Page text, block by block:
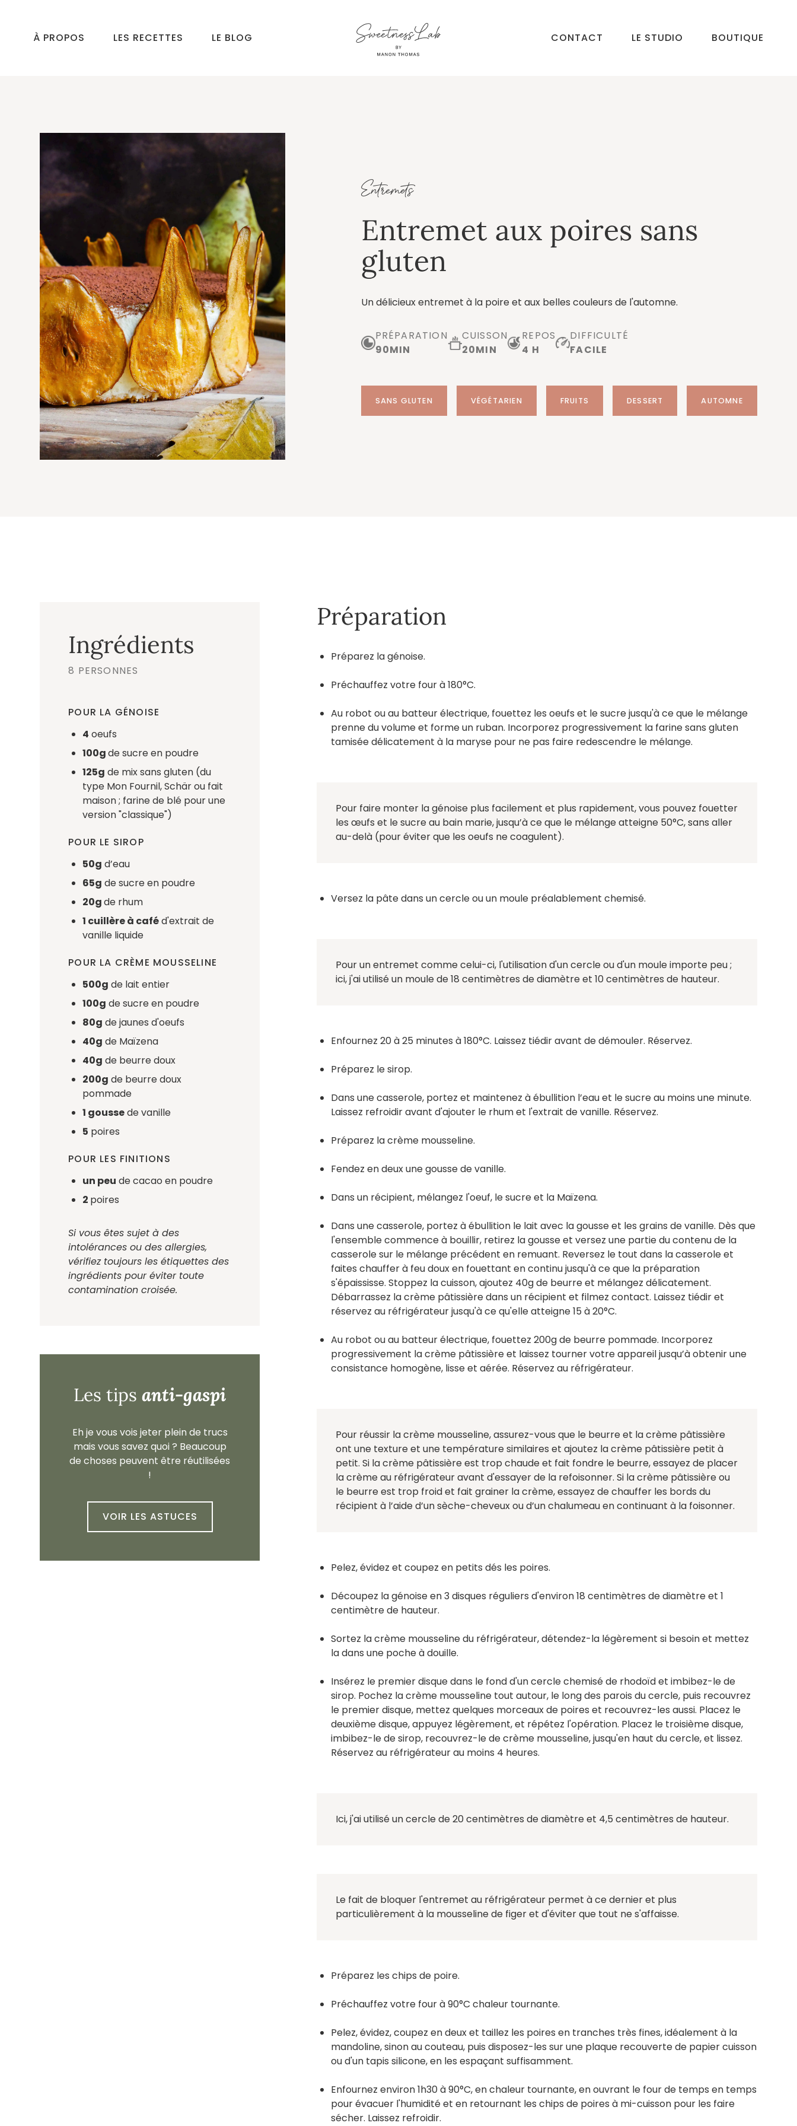
À PROPOS LES RECETTES LE BLOG CONTACT LE STUDIO BOUTIQUE
Entremets
Entremet aux poires sans
gluten
Un délicieux entremet à la poire et aux belles couleurs de l'automne.
PRÉPARATION
90MIN
CUISSON
20MIN
REPOS
4 H
DIFFICULTÉ
FACILE
SANS GLUTEN VÉGÉTARIEN FRUITS DESSERT AUTOMNE
Ingrédients
8 PERSONNES
POUR LA GÉNOISE
4 oeufs
100gde sucre en poudre
125g de mix sans gluten (du
type Mon Fournil, Schär ou fait
maison ; farine de blé pour une
version "classique")
POUR LE SIROP
50g d’eau
65g de sucre en poudre
20gde rhum
1 cuillère à caféd'extrait de
vanille liquide
POUR LA CRÈME MOUSSELINE
500g de lait entier
100g de sucre en poudre
80g de jaunes d'oeufs
40g de Maïzena
40g de beurre doux
200g de beurre doux
pommade
1 goussede vanille
5 poires
POUR LES FINITIONS
un peu de cacao en poudre
2 poires
Si vous êtes sujet à des
intolérances ou des allergies,
vérifiez toujours les étiquettes des
ingrédients pour éviter toute
contamination croisée.
Les tipsanti-gaspi
Eh je vous vois jeter plein de trucs
mais vous savez quoi ? Beaucoup
de choses peuvent être réutilisées
!
VOIR LES ASTUCES
Préparation
Préparez la génoise.
Préchauffez votre four à 180°C.
Au robot ou au batteur électrique, fouettez les oeufs et le sucre jusqu'à ce que le mélange
prenne du volume et forme un ruban. Incorporez progressivement la farine sans gluten
tamisée délicatement à la maryse pour ne pas faire redescendre le mélange.
Pour faire monter la génoise plus facilement et plus rapidement, vous pouvez fouetter
les œufs et le sucre au bain marie, jusqu’à ce que le mélange atteigne 50°C, sans aller
au-delà (pour éviter que les oeufs ne coagulent).
Versez la pâte dans un cercle ou un moule préalablement chemisé.
Pour un entremet comme celui-ci, l'utilisation d'un cercle ou d'un moule importe peu ;
ici, j'ai utilisé un moule de 18 centimètres de diamètre et 10 centimètres de hauteur.
Enfournez 20 à 25 minutes à 180°C. Laissez tiédir avant de démouler. Réservez.
Préparez le sirop.
Dans une casserole, portez et maintenez à ébullition l’eau et le sucre au moins une minute.
Laissez refroidir avant d'ajouter le rhum et l'extrait de vanille. Réservez.
Préparez la crème mousseline.
Fendez en deux une gousse de vanille.
Dans un récipient, mélangez l'oeuf, le sucre et la Maïzena.
Dans une casserole, portez à ébullition le lait avec la gousse et les grains de vanille. Dès que
l'ensemble commence à bouillir, retirez la gousse et versez une partie du contenu de la
casserole sur le mélange précédent en remuant. Reversez le tout dans la casserole et
faites chauffer à feu doux en fouettant en continu jusqu'à ce que la préparation
s'épaississe. Stoppez la cuisson, ajoutez 40g de beurre et mélangez délicatement.
Débarrassez la crème pâtissière dans un récipient et filmez contact. Laissez tiédir et
réservez au réfrigérateur jusqu'à ce qu'elle atteigne 15 à 20°C.
Au robot ou au batteur électrique, fouettez 200g de beurre pommade. Incorporez
progressivement la crème pâtissière et laissez tourner votre appareil jusqu’à obtenir une
consistance homogène, lisse et aérée. Réservez au réfrigérateur.
Pour réussir la crème mousseline, assurez-vous que le beurre et la crème pâtissière
ont une texture et une température similaires et ajoutez la crème pâtissière petit à
petit. Si la crème pâtissière est trop chaude et fait fondre le beurre, essayez de placer
la crème au réfrigérateur avant d'essayer de la refoisonner. Si la crème pâtissière ou
le beurre est trop froid et fait grainer la crème, essayez de chauffer les bords du
récipient à l’aide d’un sèche-cheveux ou d’un chalumeau en continuant à la foisonner.
Pelez, évidez et coupez en petits dés les poires.
Découpez la génoise en 3 disques réguliers d'environ 18 centimètres de diamètre et 1
centimètre de hauteur.
Sortez la crème mousseline du réfrigérateur, détendez-la légèrement si besoin et mettez
la dans une poche à douille.
Insérez le premier disque dans le fond d'un cercle chemisé de rhodoïd et imbibez-le de
sirop. Pochez la crème mousseline tout autour, le long des parois du cercle, puis recouvrez
le premier disque, mettez quelques morceaux de poires et recouvrez-les aussi. Placez le
deuxième disque, appuyez légèrement, et répétez l'opération. Placez le troisième disque,
imbibez-le de sirop, recouvrez-le de crème mousseline, jusqu'en haut du cercle, et lissez.
Réservez au réfrigérateur au moins 4 heures.
Ici, j'ai utilisé un cercle de 20 centimètres de diamètre et 4,5 centimètres de hauteur.
Le fait de bloquer l'entremet au réfrigérateur permet à ce dernier et plus
particulièrement à la mousseline de figer et d'éviter que tout ne s'affaisse.
Préparez les chips de poire.
Préchauffez votre four à 90°C chaleur tournante.
Pelez, évidez, coupez en deux et taillez les poires en tranches très fines, idéalement à la
mandoline, sinon au couteau, puis disposez-les sur une plaque recouverte de papier cuisson
ou d'un tapis silicone, en les espaçant suffisamment.
Enfournez environ 1h30 à 90°C, en chaleur tournante, en ouvrant le four de temps en temps
pour évacuer l'humidité et en retournant les chips de poires à mi-cuisson pour les faire
sécher. Laissez refroidir.